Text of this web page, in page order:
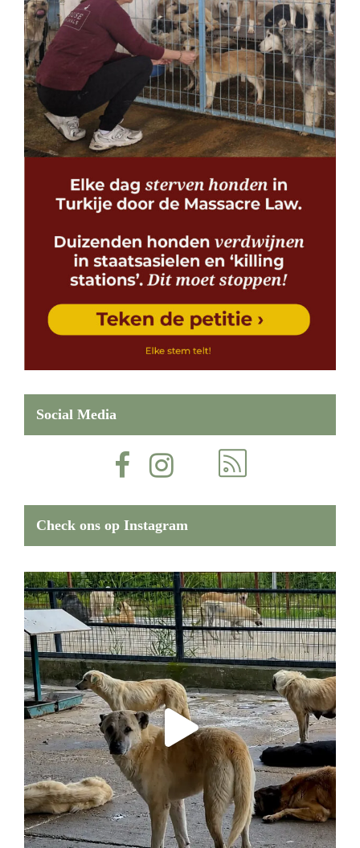
Social Media
Check ons op Instagram